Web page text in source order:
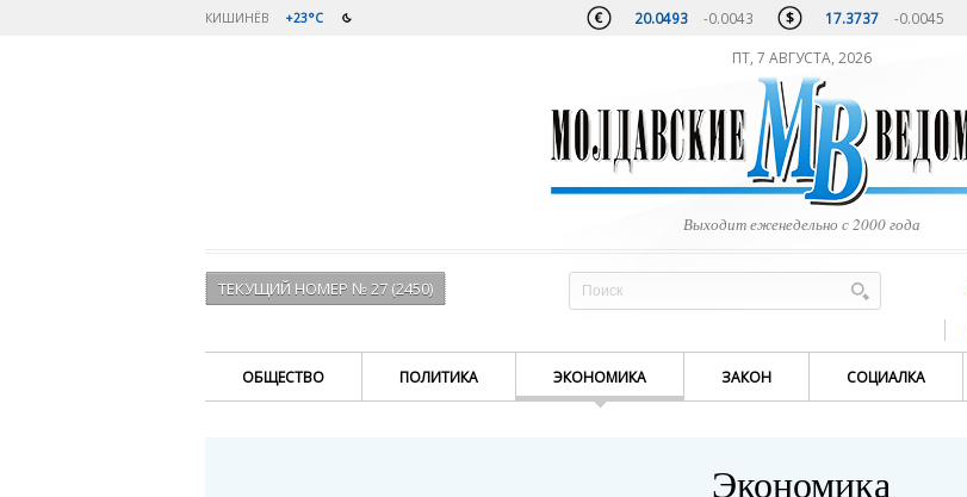
КИШИНЁВ +23°C 20.0493 -0.0043 17.3737 -0.0045
ПТ, 7 АВГУСТА, 2026
Выходит еженедельно с 2000 года
ТЕКУЩИЙ НОМЕР № 27 (2450)
ОБЩЕСТВО ПОЛИТИКА ЭКОНОМИКА ЗАКОН СОЦИАЛКА
Экономика